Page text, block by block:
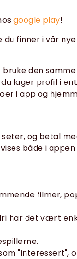
google play!
finner i vår nye
den
lager profil i
i app og
og betal
både i
filmer,
har det vært
"interessert",